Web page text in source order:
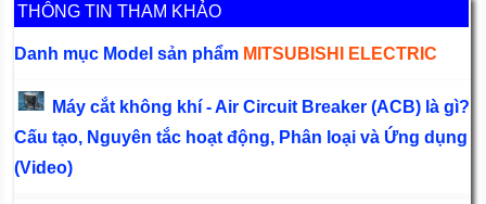
THÔNG TIN THAM KHẢO
Danh mục Model sản phẩm MITSUBISHI ELECTRIC
Máy cắt không khí - Air Circuit Breaker (ACB) là gì?
Cấu tạo, Nguyên tắc hoạt động, Phân loại và Ứng dụng
(Video)